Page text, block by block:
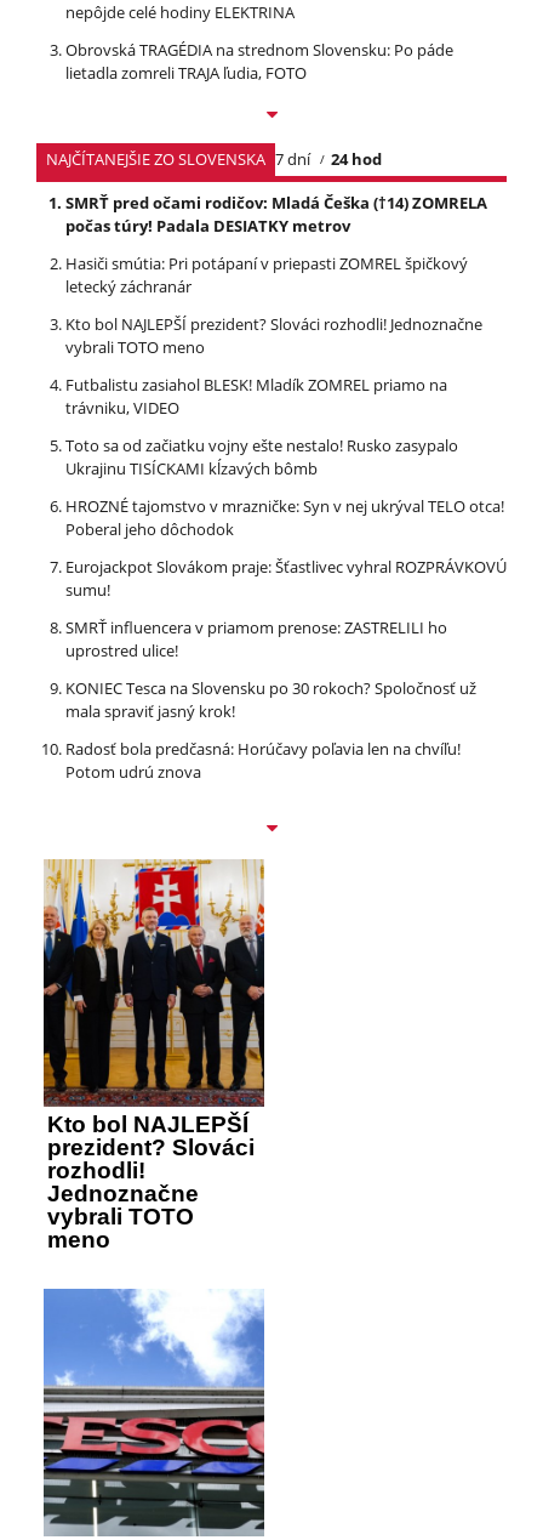
nepôjde celé hodiny ELEKTRINA
Obrovská TRAGÉDIA na strednom Slovensku: Po páde
lietadla zomreli TRAJA ľudia, FOTO
NAJČÍTANEJŠIE ZO SLOVENSKA 7 dní
24 hod
SMRŤ pred očami rodičov: Mladá Češka (†14) ZOMRELA
počas túry! Padala DESIATKY metrov
Hasiči smútia: Pri potápaní v priepasti ZOMREL špičkový
letecký záchranár
Kto bol NAJLEPŠÍ prezident? Slováci rozhodli! Jednoznačne
vybrali TOTO meno
Futbalistu zasiahol BLESK! Mladík ZOMREL priamo na
trávniku, VIDEO
Toto sa od začiatku vojny ešte nestalo! Rusko zasypalo
Ukrajinu TISÍCKAMI kĺzavých bômb
HROZNÉ tajomstvo v mrazničke: Syn v nej ukrýval TELO otca!
Poberal jeho dôchodok
Eurojackpot Slovákom praje: Šťastlivec vyhral ROZPRÁVKOVÚ
sumu!
SMRŤ influencera v priamom prenose: ZASTRELILI ho
uprostred ulice!
KONIEC Tesca na Slovensku po 30 rokoch? Spoločnosť už
mala spraviť jasný krok!
Radosť bola predčasná: Horúčavy poľavia len na chvíľu!
Potom udrú znova
Kto bol NAJLEPŠÍ
prezident? Slováci
rozhodli!
Jednoznačne
vybrali TOTO
meno